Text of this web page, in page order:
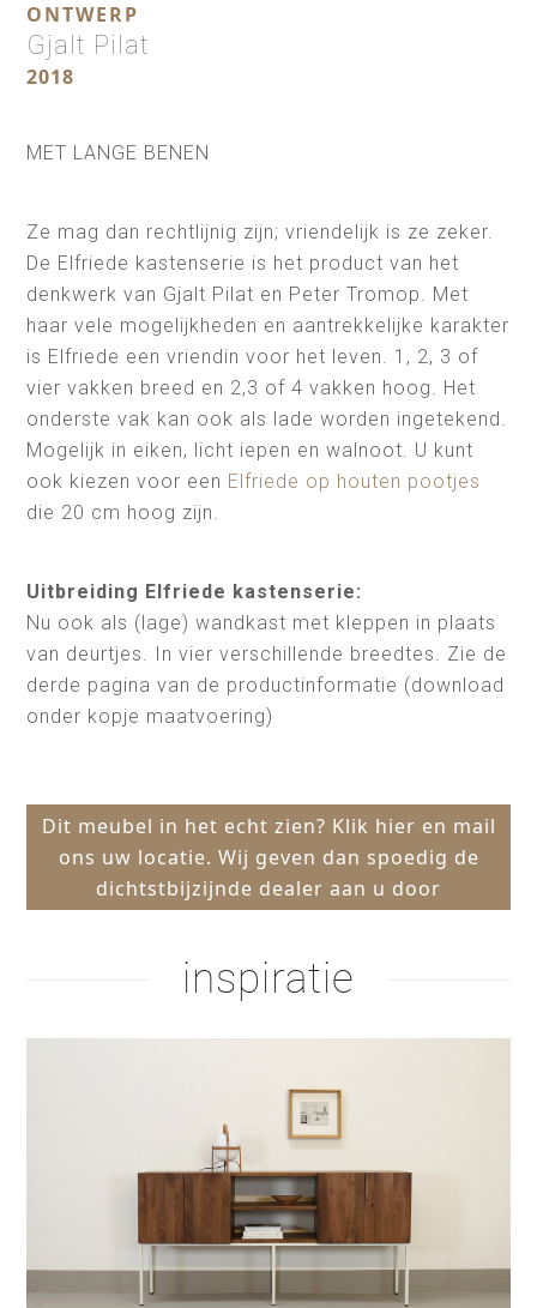
ONTWERP
Gjalt Pilat
2018
MET LANGE BENEN
Ze mag dan rechtlijnig zijn; vriendelijk is ze zeker.
De Elfriede kastenserie is het product van het
denkwerk van Gjalt Pilat en Peter Tromop. Met
haar vele mogelijkheden en aantrekkelijke karakter
is Elfriede een vriendin voor het leven. 1, 2, 3 of
vier vakken breed en 2,3 of 4 vakken hoog. Het
onderste vak kan ook als lade worden ingetekend.
Mogelijk in eiken, licht iepen en walnoot. U kunt
ook kiezen voor een Elfriede op houten pootjes
die 20 cm hoog zijn.
Uitbreiding Elfriede kastenserie:
Nu ook als (lage) wandkast met kleppen in plaats
van deurtjes. In vier verschillende breedtes. Zie de
derde pagina van de productinformatie (download
onder kopje maatvoering)
Dit meubel in het echt zien? Klik hier en mail
ons uw locatie. Wij geven dan spoedig de
dichtstbijzijnde dealer aan u door
inspiratie